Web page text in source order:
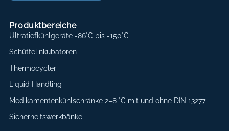
Produktbereiche
Ultratiefkühlgeräte -86°C bis -150°C
Schüttelinkubatoren
Thermocycler
Liquid Handling
Medikamentenkühlschränke 2–8 °C mit und ohne DIN 13277
Sicherheitswerkbänke